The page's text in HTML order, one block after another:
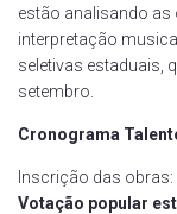
estão analisando
interpretação
seletivas estaduais,
setembro.
Cronograma
Inscrição das
Votação popular